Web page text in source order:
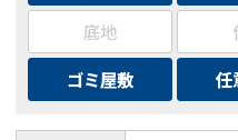
底地
ゴミ屋敷
任